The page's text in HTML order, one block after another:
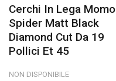
Cerchi In Lega Momo
Spider Matt Black
Diamond Cut Da 19
Pollici Et 45
NON DISPONIBILE